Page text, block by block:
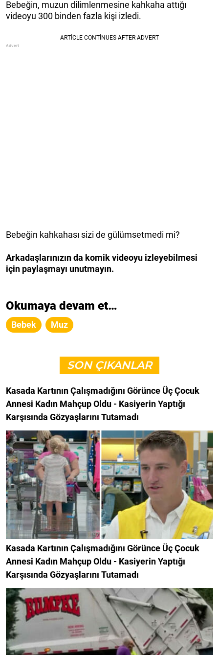
Bebeğin, muzun dilimlenmesine kahkaha attığı
videoyu 300 binden fazla kişi izledi.
Bebeğin kahkahası sizi de gülümsetmedi mi?
Arkadaşlarınızın da komik videoyu izleyebilmesi
için paylaşmayı unutmayın.
Okumaya devam et…
Bebek Muz
SON ÇIKANLAR
Kasada Kartının Çalışmadığını Görünce Üç Çocuk
Annesi Kadın Mahçup Oldu - Kasiyerin Yaptığı
Karşısında Gözyaşlarını Tutamadı
Kasada Kartının Çalışmadığını Görünce Üç Çocuk
Annesi Kadın Mahçup Oldu - Kasiyerin Yaptığı
Karşısında Gözyaşlarını Tutamadı